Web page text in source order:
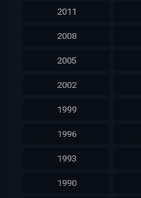
2011
2008
2005
2002
1999
1996
1993
1990